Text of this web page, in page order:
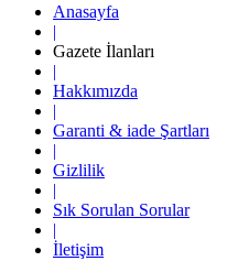
Anasayfa
|
Gazete İlanları
|
Hakkımızda
|
Garanti & iade Şartları
|
Gizlilik
|
Sık Sorulan Sorular
|
İletişim